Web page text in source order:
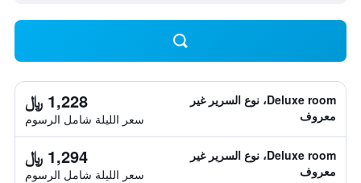
Deluxe room، نوع السرير غير
معروف
1,228 ﷼
سعر الليلة شامل الرسوم
Deluxe room، نوع السرير غير
معروف
1,294 ﷼
سعر الليلة شامل الرسوم